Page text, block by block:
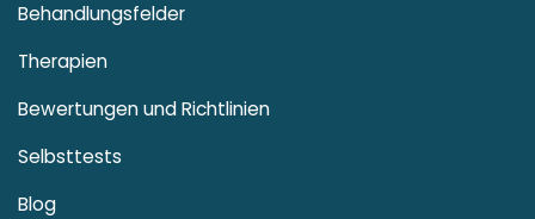
Behandlungsfelder
Therapien
Bewertungen und Richtlinien
Selbsttests
Blog